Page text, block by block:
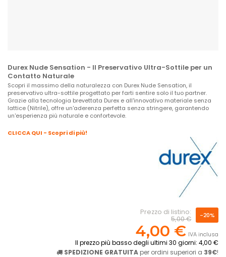
Durex Nude Sensation - Il Preservativo Ultra-Sottile per un
Contatto Naturale
Scopri il massimo della naturalezza con Durex Nude Sensation, il
preservativo ultra-sottile progettato per farti sentire solo il tuo partner.
Grazie alla tecnologia brevettata Durex e all'innovativo materiale senza
lattice (Nitrile), offre un'aderenza perfetta senza stringere, garantendo
un'esperienza più naturale e confortevole.
CLICCA QUI - Scopri di più!
Prezzo di listino:
5,00 €
-20%
4,00 € IVA inclusa
Il prezzo più basso degli ultimi 30 giorni: 4,00 €
SPEDIZIONE GRATUITA per ordini superiori a 39€!